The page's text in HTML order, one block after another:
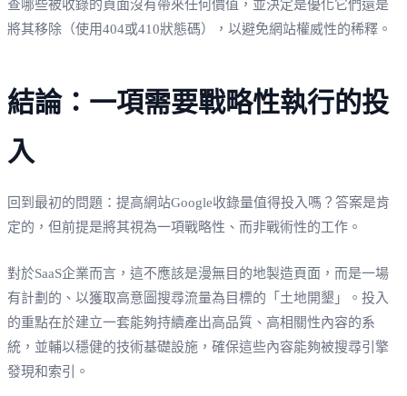
查哪些被收錄的頁面沒有帶來任何價值，並決定是優化它們還是
將其移除（使用404或410狀態碼），以避免網站權威性的稀釋。
結論：一項需要戰略性執行的投
入
回到最初的問題：提高網站Google收錄量值得投入嗎？答案是肯
定的，但前提是將其視為一項戰略性、而非戰術性的工作。
對於SaaS企業而言，這不應該是漫無目的地製造頁面，而是一場
有計劃的、以獲取高意圖搜尋流量為目標的「土地開墾」。投入
的重點在於建立一套能夠持續產出高品質、高相關性內容的系
統，並輔以穩健的技術基礎設施，確保這些內容能夠被搜尋引擎
發現和索引。